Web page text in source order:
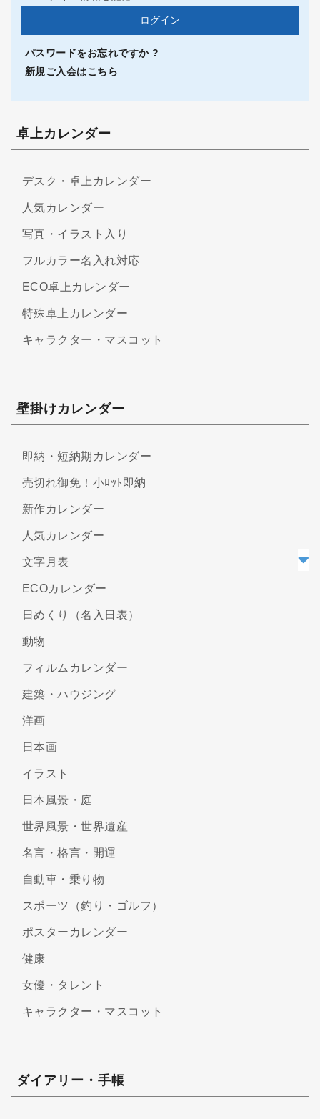
パスワードをお忘れですか ?
新規ご入会はこちら
卓上カレンダー
デスク・卓上カレンダー
人気カレンダー
写真・イラスト入り
フルカラー名入れ対応
ECO卓上カレンダー
特殊卓上カレンダー
キャラクター・マスコット
壁掛けカレンダー
即納・短納期カレンダー
売切れ御免！小ﾛｯﾄ即納
新作カレンダー
人気カレンダー
文字月表
ECOカレンダー
日めくり（名入日表）
動物
フィルムカレンダー
建築・ハウジング
洋画
日本画
イラスト
日本風景・庭
世界風景・世界遺産
名言・格言・開運
自動車・乗り物
スポーツ（釣り・ゴルフ）
ポスターカレンダー
健康
女優・タレント
キャラクター・マスコット
ダイアリー・手帳